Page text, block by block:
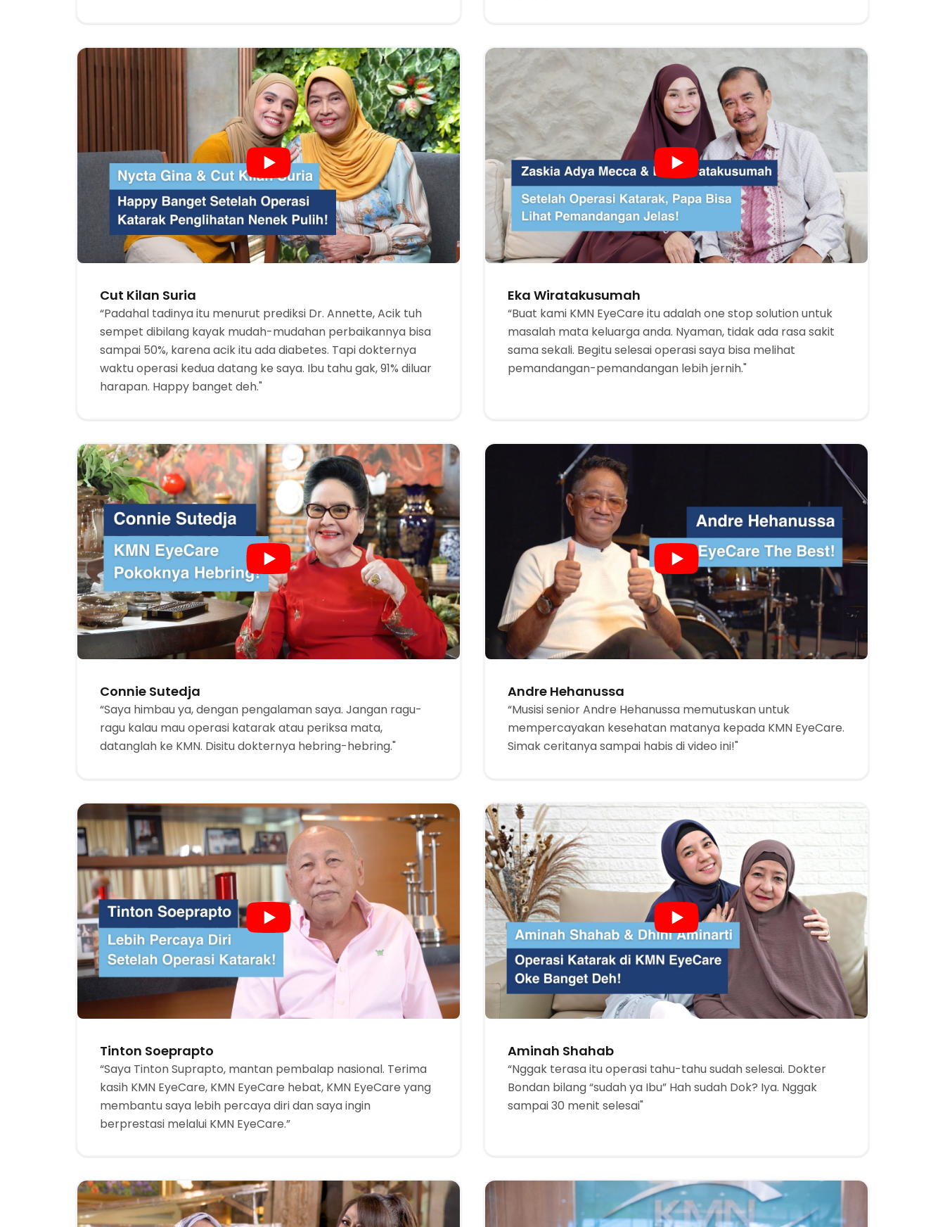
Cut Kilan Suria
“Padahal tadinya itu menurut prediksi Dr. Annette, Acik tuh
sempet dibilang kayak mudah-mudahan perbaikannya bisa
sampai 50%, karena acik itu ada diabetes. Tapi dokternya
waktu operasi kedua datang ke saya. Ibu tahu gak, 91% diluar
harapan. Happy banget deh."
Eka Wiratakusumah
“Buat kami KMN EyeCare itu adalah one stop solution untuk
masalah mata keluarga anda. Nyaman, tidak ada rasa sakit
sama sekali. Begitu selesai operasi saya bisa melihat
pemandangan-pemandangan lebih jernih."
Connie Sutedja
“Saya himbau ya, dengan pengalaman saya. Jangan ragu-
ragu kalau mau operasi katarak atau periksa mata,
datanglah ke KMN. Disitu dokternya hebring-hebring."
Andre Hehanussa
“Musisi senior Andre Hehanussa memutuskan untuk
mempercayakan kesehatan matanya kepada KMN EyeCare.
Simak ceritanya sampai habis di video ini!"
Tinton Soeprapto
“Saya Tinton Suprapto, mantan pembalap nasional. Terima
kasih KMN EyeCare, KMN EyeCare hebat, KMN EyeCare yang
membantu saya lebih percaya diri dan saya ingin
berprestasi melalui KMN EyeCare.”
Aminah Shahab
“Nggak terasa itu operasi tahu-tahu sudah selesai. Dokter
Bondan bilang “sudah ya Ibu” Hah sudah Dok? Iya. Nggak
sampai 30 menit selesai"